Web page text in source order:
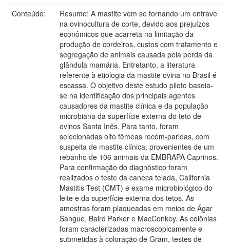
Conteúdo:
Resumo: A mastite vem se tornando um entrave
na ovinocultura de corte, devido aos prejuízos
econômicos que acarreta na limitação da
produção de cordeiros, custos com tratamento e
segregação de animais causada pela perda da
glândula mamária. Entretanto, a literatura
referente à etiologia da mastite ovina no Brasil é
escassa. O objetivo deste estudo piloto baseia-
se na identificação dos principais agentes
causadores da mastite clínica e da população
microbiana da superfície externa do teto de
ovinos Santa Inês. Para tanto, foram
selecionadas oito fêmeas recém-paridas, com
suspeita de mastite clínica, provenientes de um
rebanho de 106 animais da EMBRAPA Caprinos.
Para confirmação do diagnóstico foram
realizados o teste da caneca telada, California
Mastitis Test (CMT) e exame microbiológico do
leite e da superfície externa dos tetos. As
amostras foram plaqueadas em meios de Ágar
Sangue, Baird Parker e MacConkey. As colônias
foram caracterizadas macroscopicamente e
submetidas à coloração de Gram, testes de